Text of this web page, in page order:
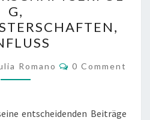
EINFLUSS
G,
Romano Comments
0 Comment
entscheidenden Beiträge